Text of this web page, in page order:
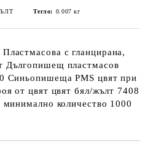
Тегло: 0.007 кг
с гланцирана,
Дългопишещ пластмасов
Синьопишеща PMS цвят при
от цвят цвят бял/жълт 7408
количество 1000